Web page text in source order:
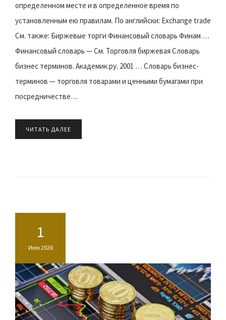
определенном месте и в определенное время по
установленным ею правилам. По английски: Exchange trade
См. также: Биржевые торги Финансовый словарь Финам …
Финансовый словарь — См. Торговля биржевая Словарь
бизнес терминов. Академик.ру. 2001 … Словарь бизнес-
терминов — торговля товарами и ценными бумагами при
посредничестве…
ЧИТАТЬ ДАЛЕЕ
1
Июн 2026